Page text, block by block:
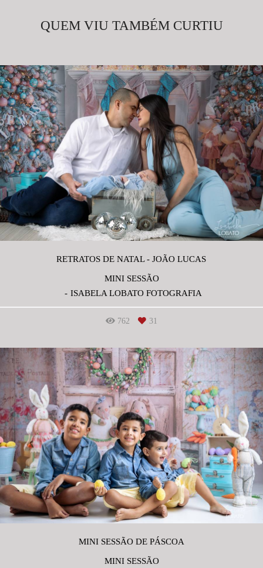
QUEM VIU TAMBÉM CURTIU
RETRATOS DE NATAL - JOÃO LUCAS
MINI SESSÃO
ISABELA LOBATO FOTOGRAFIA
762 31
MINI SESSÃO DE PÁSCOA
MINI SESSÃO